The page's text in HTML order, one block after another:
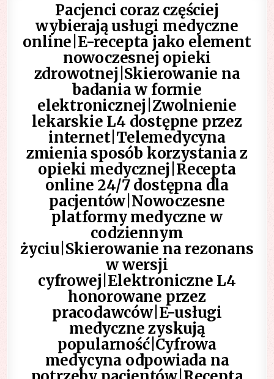
Pacjenci coraz częściej
wybierają usługi medyczne
online|E-recepta jako element
nowoczesnej opieki
zdrowotnej|Skierowanie na
badania w formie
elektronicznej|Zwolnienie
lekarskie L4 dostępne przez
internet|Telemedycyna
zmienia sposób korzystania z
opieki medycznej|Recepta
online 24/7 dostępna dla
pacjentów|Nowoczesne
platformy medyczne w
codziennym
życiu|Skierowanie na rezonans
w wersji
cyfrowej|Elektroniczne L4
honorowane przez
pracodawców|E-usługi
medyczne zyskują
popularność|Cyfrowa
medycyna odpowiada na